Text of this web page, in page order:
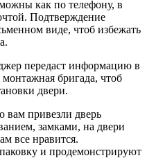
как по телефону, в
Подтверждение
виде, чтоб избежать
передаст информацию в
бригада, чтоб
двери.
вам привезли дверь
замками, на двери
все нравится.
и продемонстрируют